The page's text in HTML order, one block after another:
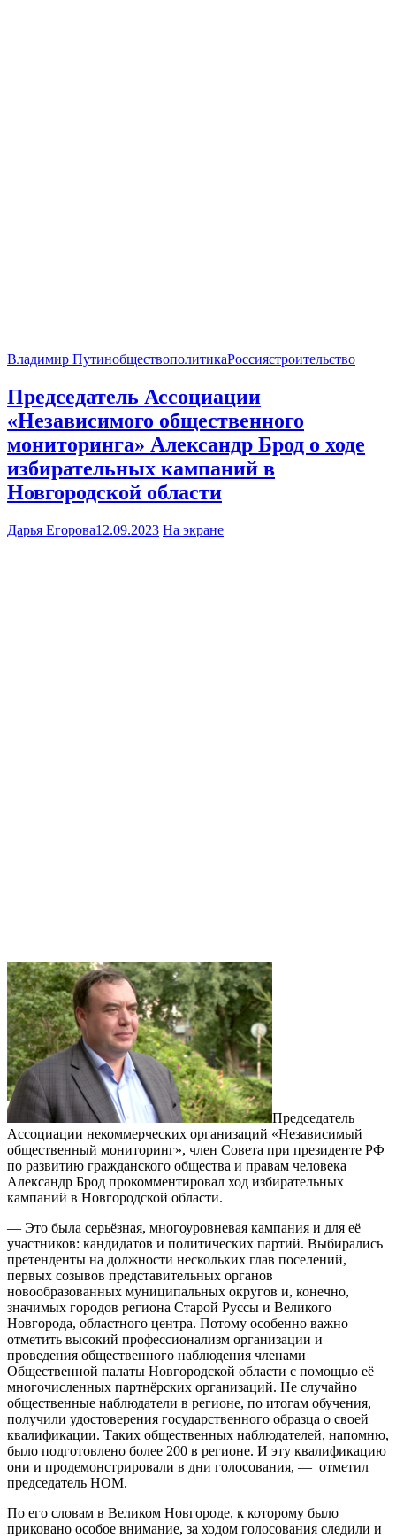
Владимир ПутинобществополитикаРоссиястроительство
Председатель Ассоциации
«Независимого общественного
мониторинга» Александр Брод о ходе
избирательных кампаний в
Новгородской области
Дарья Егорова12.09.2023 На экране
Председатель
Ассоциации некоммерческих организаций «Независимый
общественный мониторинг», член Совета при президенте РФ
по развитию гражданского общества и правам человека
Александр Брод прокомментировал ход избирательных
кампаний в Новгородской области.
— Это была серьёзная, многоуровневая кампания и для её
участников: кандидатов и политических партий. Выбирались
претенденты на должности нескольких глав поселений,
первых созывов представительных органов
новообразованных муниципальных округов и, конечно,
значимых городов региона Старой Руссы и Великого
Новгорода, областного центра. Потому особенно важно
отметить высокий профессионализм организации и
проведения общественного наблюдения членами
Общественной палаты Новгородской области с помощью её
многочисленных партнёрских организаций. Не случайно
общественные наблюдатели в регионе, по итогам обучения,
получили удостоверения государственного образца о своей
квалификации. Таких общественных наблюдателей, напомню,
было подготовлено более 200 в регионе. И эту квалификацию
они и продемонстрировали в дни голосования, — отметил
председатель НОМ.
По его словам в Великом Новгороде, к которому было
приковано особое внимание, за ходом голосования следили и